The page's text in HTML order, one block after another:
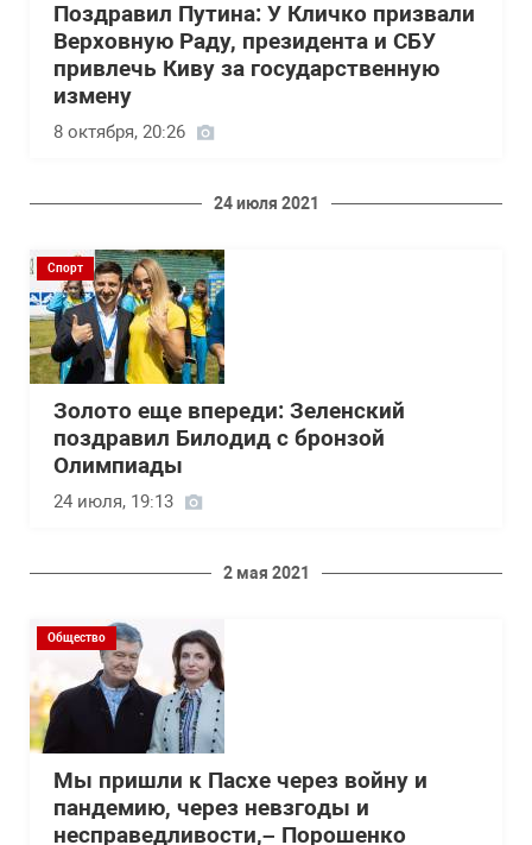
Поздравил Путина: У Кличко призвали
Верховную Раду, президента и СБУ
привлечь Киву за государственную
измену
8 октября, 20:26
24 июля 2021
Спорт
Золото еще впереди: Зеленский
поздравил Билодид с бронзой
Олимпиады
24 июля, 19:13
2 мая 2021
Общество
Мы пришли к Пасхе через войну и
пандемию, через невзгоды и
несправедливости,– Порошенко